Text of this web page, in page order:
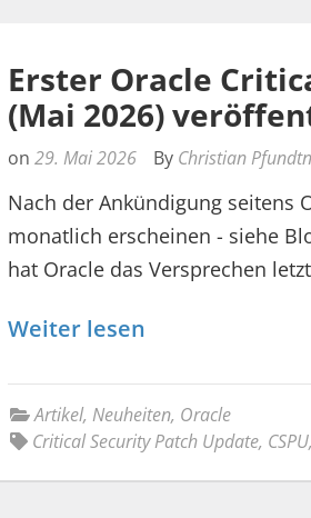
Erster Oracle
(Mai 2026)
on 29. Mai 2026 By Christian
Nach der Ankündigung seitens
monatlich erscheinen - siehe
hat Oracle das Versprechen
Weiter lesen
Artikel, Neuheiten, Oracle
Critical Security Patch Update, CSPU,